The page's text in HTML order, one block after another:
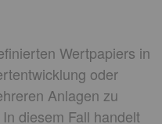
Wertpapiers in
oder
Anlagen zu
diesem Fall handelt